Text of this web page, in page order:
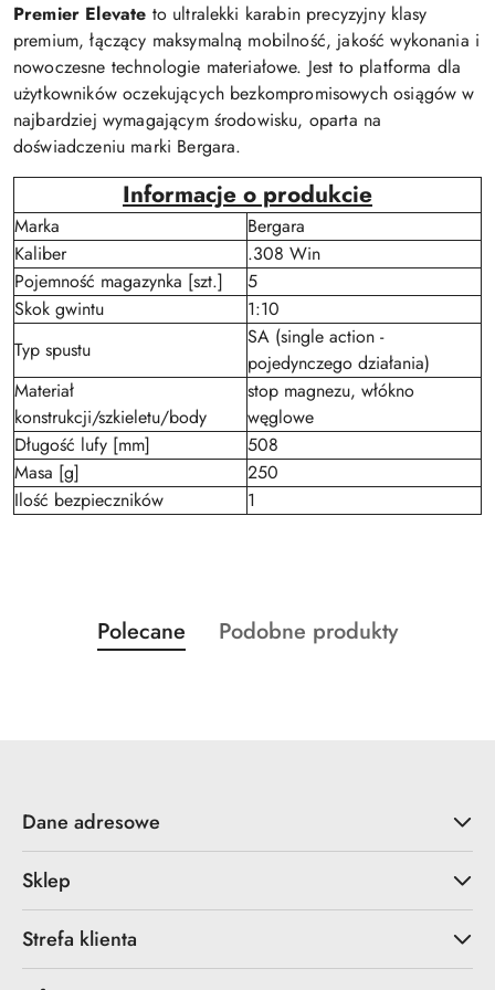
Premier Elevate to ultralekki karabin precyzyjny klasy
premium, łączący maksymalną mobilność, jakość wykonania i
nowoczesne technologie materiałowe. Jest to platforma dla
użytkowników oczekujących bezkompromisowych osiągów w
najbardziej wymagającym środowisku, oparta na
doświadczeniu marki Bergara.
Informacje o produkcie
Marka
Bergara
Kaliber
.308 Win
Pojemność magazynka [szt.]
5
Skok gwintu
1:10
Typ spustu
SA (single action -
pojedynczego działania)
Materiał
konstrukcji/szkieletu/body
stop magnezu, włókno
węglowe
Długość lufy [mm]
508
Masa [g]
250
Ilość bezpieczników
1
Pomiń karuzelę produktów
Produkty
o
Polecane
Produkty
Podobne produkty
Dane adresowe
Sklep
Strefa klienta